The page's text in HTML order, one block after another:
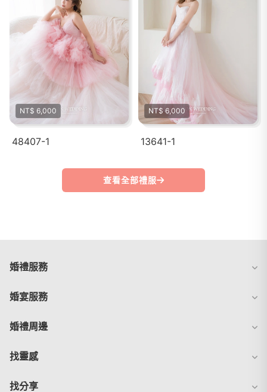
NT$ 6,000
48407-1
NT$ 6,000
13641-1
查看全部禮服
婚禮服務
婚宴服務
婚禮周邊
找靈感
找分享